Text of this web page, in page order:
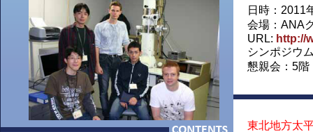
日時：2011
会場：ANA
URL: http://
シンポジウ
懇親会：5階
東北地方太